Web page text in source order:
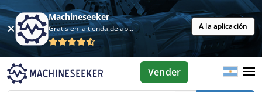
Machineseeker
Gratis en la tienda de aplicaciones A la aplicación
Vender